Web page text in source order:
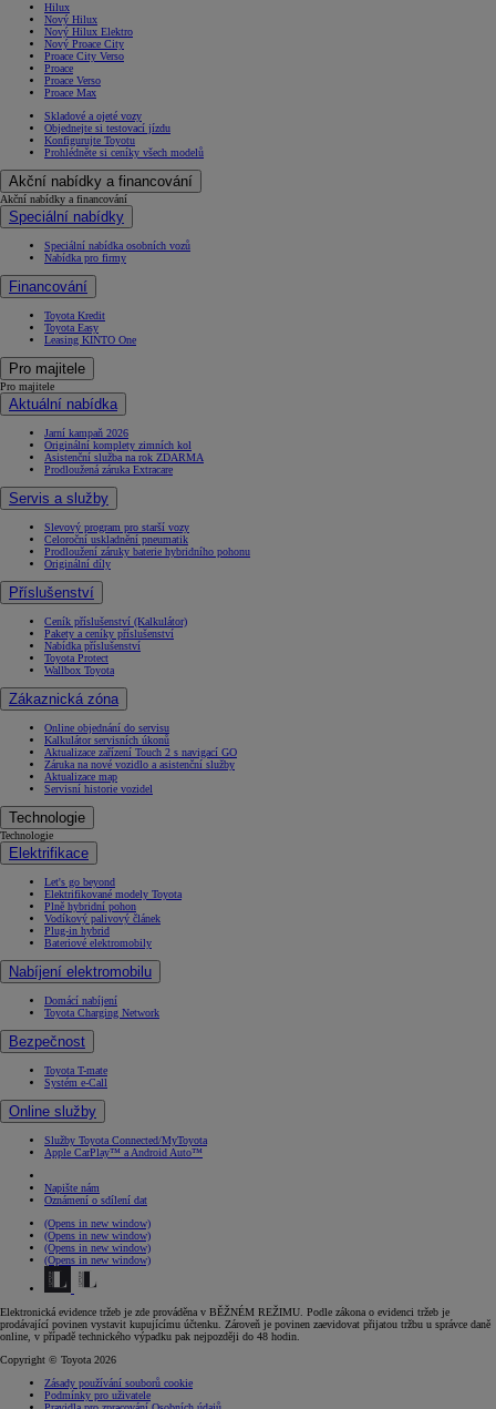
Hilux
Nový Hilux
Nový Hilux Elektro
Nový Proace City
Proace City Verso
Proace
Proace Verso
Proace Max
Skladové a ojeté vozy
Objednejte si testovací jízdu
Konfigurujte Toyotu
Prohlédněte si ceníky všech modelů
Akční nabídky a financování
Akční nabídky a financování
Speciální nabídky
Speciální nabídka osobních vozů
Nabídka pro firmy
Financování
Toyota Kredit
Toyota Easy
Leasing KINTO One
Pro majitele
Pro majitele
Aktuální nabídka
Jarní kampaň 2026
Originální komplety zimních kol
Asistenční služba na rok ZDARMA
Prodloužená záruka Extracare
Servis a služby
Slevový program pro starší vozy
Celoroční uskladnění pneumatik
Prodloužení záruky baterie hybridního pohonu
Originální díly
Příslušenství
Ceník příslušenství (Kalkulátor)
Pakety a ceníky příslušenství
Nabídka příslušenství
Toyota Protect
Wallbox Toyota
Zákaznická zóna
Online objednání do servisu
Kalkulátor servisních úkonů
Aktualizace zařízení Touch 2 s navigací GO
Záruka na nové vozidlo a asistenční služby
Aktualizace map
Servisní historie vozidel
Technologie
Technologie
Elektrifikace
Let's go beyond
Elektrifikované modely Toyota
Plně hybridní pohon
Vodíkový palivový článek
Plug-in hybrid
Bateriové elektromobily
Nabíjení elektromobilu
Domácí nabíjení
Toyota Charging Network
Bezpečnost
Toyota T-mate
Systém e-Call
Online služby
Služby Toyota Connected/MyToyota
Apple CarPlay™ a Android Auto™
Napište nám
Oznámení o sdílení dat
(Opens in new window)
(Opens in new window)
(Opens in new window)
(Opens in new window)
Elektronická evidence tržeb je zde prováděna v BĚŽNÉM REŽIMU. Podle zákona o evidenci tržeb je
prodávající povinen vystavit kupujícímu účtenku. Zároveň je povinen zaevidovat přijatou tržbu u správce daně
online, v případě technického výpadku pak nejpozději do 48 hodin.
Copyright © Toyota 2026
Zásady používání souborů cookie
Podmínky pro uživatele